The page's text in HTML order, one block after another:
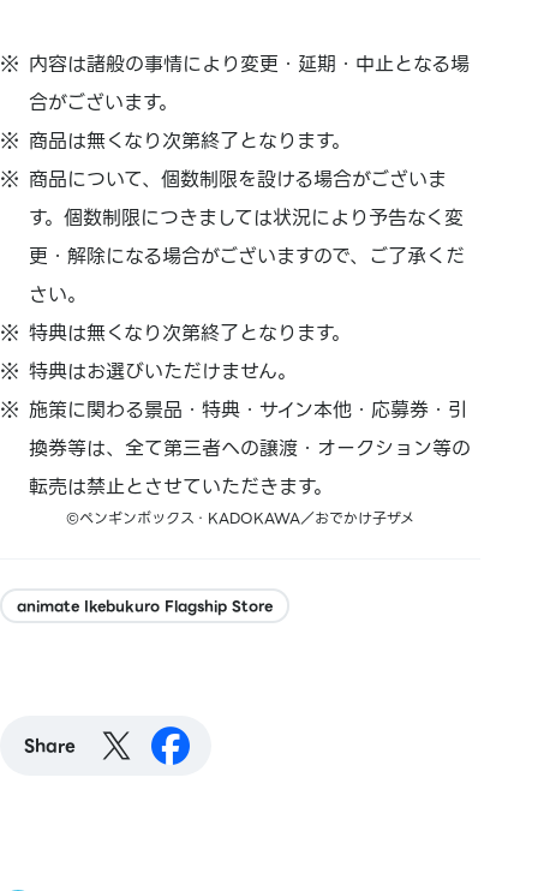
内容は諸般の事情により変更・延期・中止となる場
合がございます。
商品は無くなり次第終了となります。
商品について、個数制限を設ける場合がございま
す。個数制限につきましては状況により予告なく変
更・解除になる場合がございますので、ご了承くだ
さい。
特典は無くなり次第終了となります。
特典はお選びいただけません。
施策に関わる景品・特典・サイン本他・応募券・引
換券等は、全て第三者への譲渡・オークション等の
転売は禁止とさせていただきます。
©ペンギンボックス・KADOKAWA／おでかけ子ザメ
animate Ikebukuro Flagship Store
Share